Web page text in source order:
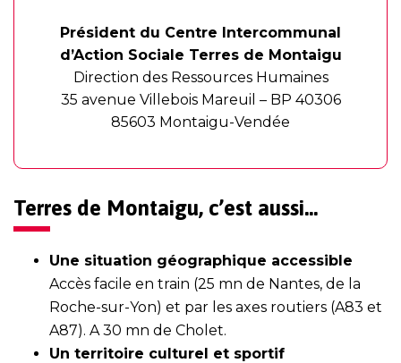
Président du Centre Intercommunal
d’Action Sociale Terres de Montaigu
Direction des Ressources Humaines
35 avenue Villebois Mareuil – BP 40306
85603 Montaigu-Vendée
Terres de Montaigu, c’est aussi…
Une situation géographique accessible
Accès facile en train (25 mn de Nantes, de la
Roche-sur-Yon) et par les axes routiers (A83 et
A87). A 30 mn de Cholet.
Un territoire culturel et sportif